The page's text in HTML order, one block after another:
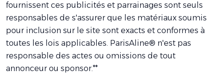
fournissent ces publicités et parrainages sont seuls
responsables de s'assurer que les matériaux soumis
pour inclusion sur le site sont exacts et conformes à
toutes les lois applicables. ParisAline® n'est pas
responsable des actes ou omissions de tout
annonceur ou sponsor.**